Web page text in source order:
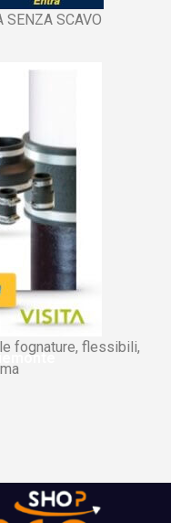
SENZA SCAVO
fognature, flessibili,